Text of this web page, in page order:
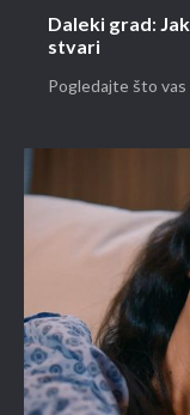
Daleki grad:
stvari
Pogledajte što